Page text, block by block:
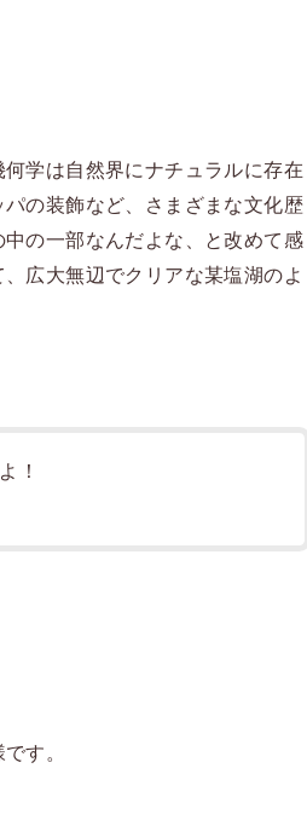
学は自然界にナチュラルに存在
の装飾など、さまざまな文化歴
の一部なんだよな、と改めて感
広大無辺でクリアな某塩湖のよ
！
す。